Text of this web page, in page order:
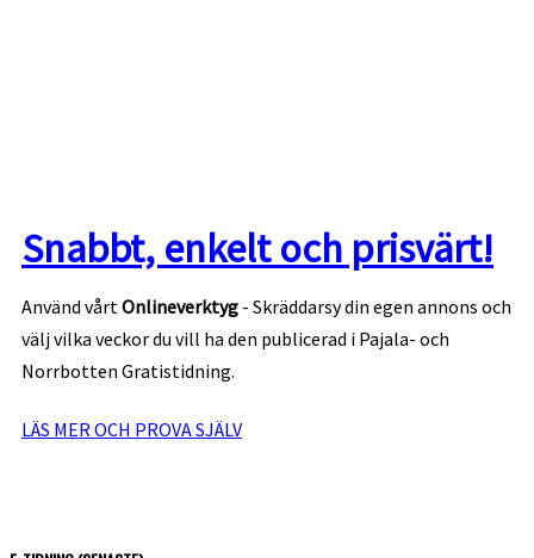
Snabbt, enkelt och prisvärt!
Använd vårt Onlineverktyg - Skräddarsy din egen annons och
välj vilka veckor du vill ha den publicerad i Pajala- och
Norrbotten Gratistidning.
LÄS MER OCH PROVA SJÄLV